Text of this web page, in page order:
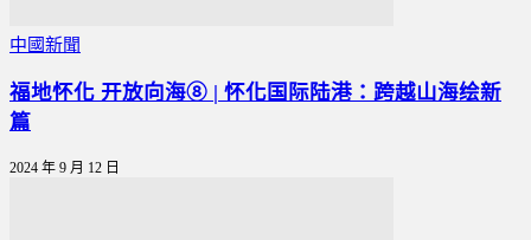
中國新聞
福地怀化 开放向海⑧ | 怀化国际陆港：跨越山海绘新
篇
2024 年 9 月 12 日